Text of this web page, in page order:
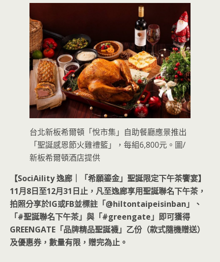
台北新板希爾頓「悅市集」自助餐廳應景推出
「聖誕感恩節火雞禮籃」，每組6,800元。圖/
新板希爾頓酒店提供
【SociAility 逸廊｜「希願鎏金」聖誕限定下午茶饗宴】
11月8日至12月31日止，凡至逸廊享用聖誕聯名下午茶，
拍照分享於IG或FB並標註「@hiltontaipeisinban」、
「#聖誕聯名下午茶」與「#greengate」即可獲得
GREENGATE「品牌精品聖誕襪」乙份（款式隨機贈送）
及優惠券，數量有限，贈完為止。